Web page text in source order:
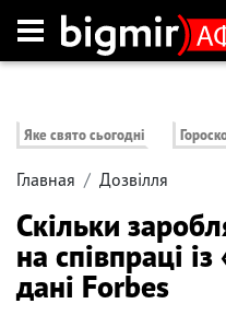
Яке свято сьогодні
Главная Дозвілля
Скільки
на співпраці
дані Forbes